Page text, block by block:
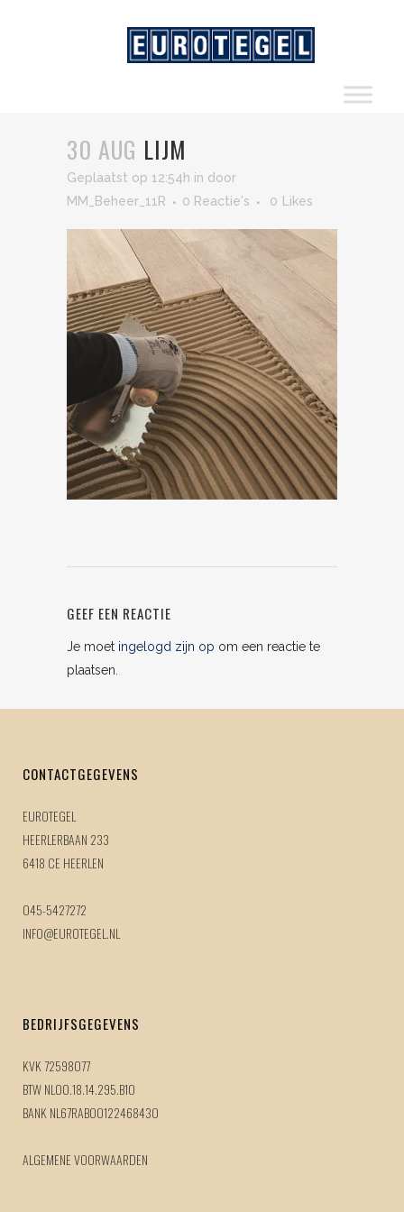
30 AUG LIJM
Geplaatst op 12:54h in door
MM_Beheer_11R
0 Reactie's 0 Likes
GEEF EEN REACTIE
Je moet ingelogd zijn op om een reactie te
plaatsen.
CONTACTGEGEVENS
EUROTEGEL
HEERLERBAAN 233
6418 CE HEERLEN
045-5427272
INFO@EUROTEGEL.NL
BEDRIJFSGEGEVENS
KVK 72598077
BTW NL00.18.14.295.B10
BANK NL67RABO0122468430
ALGEMENE VOORWAARDEN